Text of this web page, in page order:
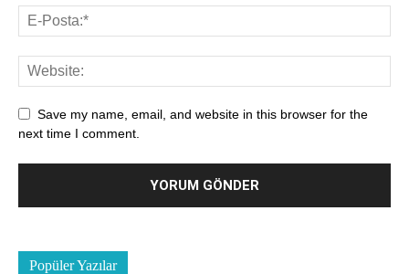
Save my name, email, and website in this browser for the
next time I comment.
Popüler Yazılar